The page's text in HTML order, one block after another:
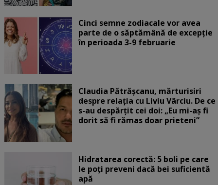
Cinci semne zodiacale vor avea
parte de o săptămână de excepție
în perioada 3-9 februarie
Claudia Pătrășcanu, mărturisiri
despre relația cu Liviu Vârciu. De ce
s-au despărțit cei doi: „Eu mi-aș fi
dorit să fi rămas doar prieteni”
Hidratarea corectă: 5 boli pe care
le poți preveni dacă bei suficientă
apă